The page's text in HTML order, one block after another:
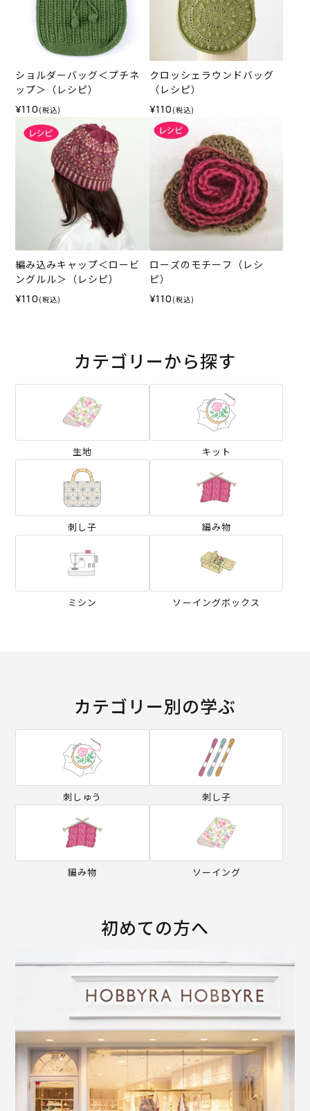
ショルダーバッグ＜プチネ
ップ＞（レシピ）
¥110 (税込)
クロッシェラウンドバッグ
（レシピ）
¥110 (税込)
編み込みキャップ＜ロービ
ングルル＞（レシピ）
¥110 (税込)
ローズのモチーフ（レシ
ピ）
¥110 (税込)
カテゴリーから探す
生地 キット
刺し子 編み物
ミシン ソーイングボックス
カテゴリー別の学ぶ
刺しゅう 刺し子
編み物 ソーイング
初めての方へ